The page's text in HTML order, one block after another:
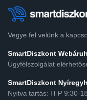
Vegye fel velünk a
SmartDiszkont
Ügyfélszolgálat
SmartDiszkont
Nyitva tartás: H-P 9:30-